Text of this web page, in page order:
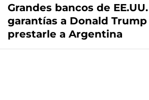
Grandes bancos de
garantías a Donald Trump
prestarle a Argentina